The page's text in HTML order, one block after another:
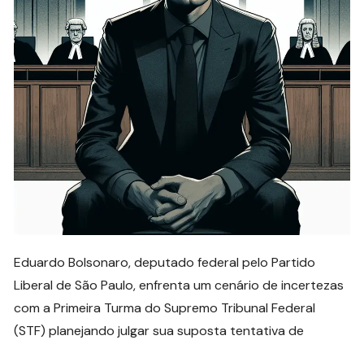
Eduardo Bolsonaro, deputado federal pelo Partido
Liberal de São Paulo, enfrenta um cenário de incertezas
com a Primeira Turma do Supremo Tribunal Federal
(STF) planejando julgar sua suposta tentativa de